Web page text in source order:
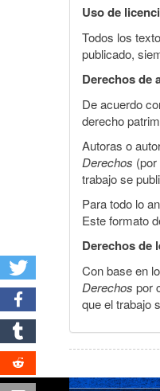
Uso de
Todos los
publicado,
Derechos de
De acuerdo
derecho
Autoras o
Derechos
trabajo se
Para todo lo
Este formato
Derechos de
Con base en
Derechos por
que el trabajo